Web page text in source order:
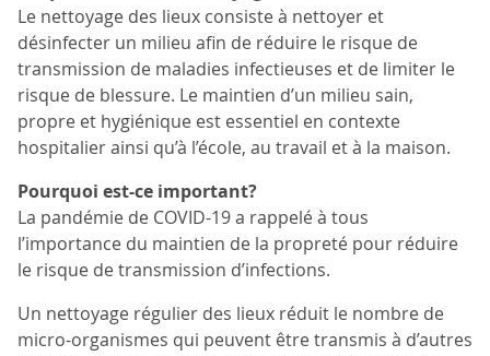
Le nettoyage des lieux consiste à nettoyer et
désinfecter un milieu afin de réduire le risque de
transmission de maladies infectieuses et de limiter le
risque de blessure. Le maintien d’un milieu sain,
propre et hygiénique est essentiel en contexte
hospitalier ainsi qu’à l’école, au travail et à la maison.
Pourquoi est-ce important?
La pandémie de COVID-19 a rappelé à tous
l’importance du maintien de la propreté pour réduire
le risque de transmission d’infections.
Un nettoyage régulier des lieux réduit le nombre de
micro-organismes qui peuvent être transmis à d’autres